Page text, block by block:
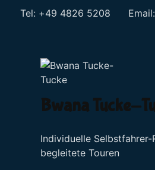
Tel: +49 4826 5208 Email:
Bwana Tucke-
Individuelle Selbstfahrer-
begleitete Touren